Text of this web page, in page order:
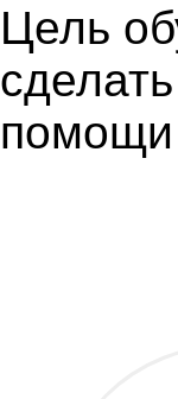
Цель
помощи